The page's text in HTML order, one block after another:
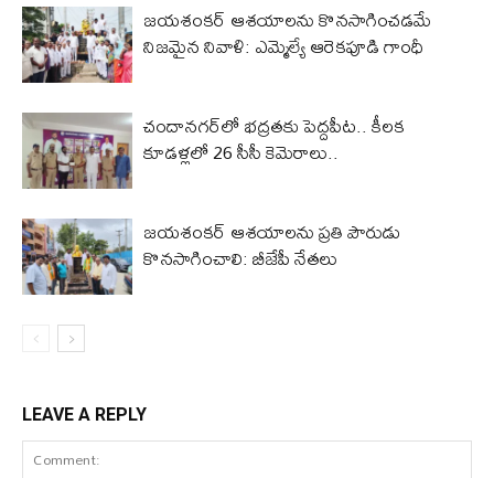
జయశంకర్ ఆశయాలను కొనసాగించడమే
నిజమైన నివాళి: ఎమ్మెల్యే ఆరెక‌పూడి గాంధీ
చందానగర్‌లో భద్రతకు పెద్దపీట.. కీలక
కూడళ్లలో 26 సీసీ కెమెరాలు..
జయశంకర్ ఆశయాలను ప్రతి పౌరుడు
కొనసాగించాలి: బీజేపీ నేతలు
LEAVE A REPLY